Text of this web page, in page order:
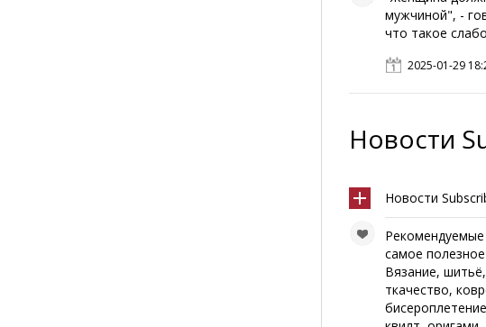
мужчиной", -
что такое
2025-01-29
Новости
Новости
самое
Вязание,
ткачество,